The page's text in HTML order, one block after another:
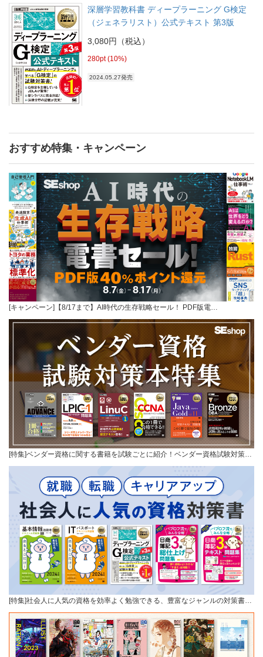
深層学習教科書 ディープラーニング G検定
（ジェネラリスト）公式テキスト 第3版
3,080円（税込）
280pt (10%)
2024.05.27発売
おすすめ特集・キャンペーン
[キャンペーン]【8/17まで】AI時代の生存戦略セール！ PDF版電…
[特集]ベンダー資格に関する書籍を試験ごとに紹介！ベンダー資格試験対策…
[特集]社会人に人気の資格を効率よく勉強できる、豊富なジャンルの対策書…